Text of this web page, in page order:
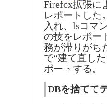
Firefox拡張に
レポートした。
入れ、lsコマ
の技をレポー
務が滞りがち
で“建て直し
ポートする。
DBを捨てて